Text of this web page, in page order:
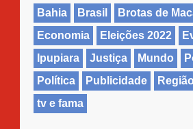
Bahia
Brasil
Brotas de
Economia
Eleições 2022
Ipupiara
Justiça Mundo
Política
Publicidade Região
tv e fama